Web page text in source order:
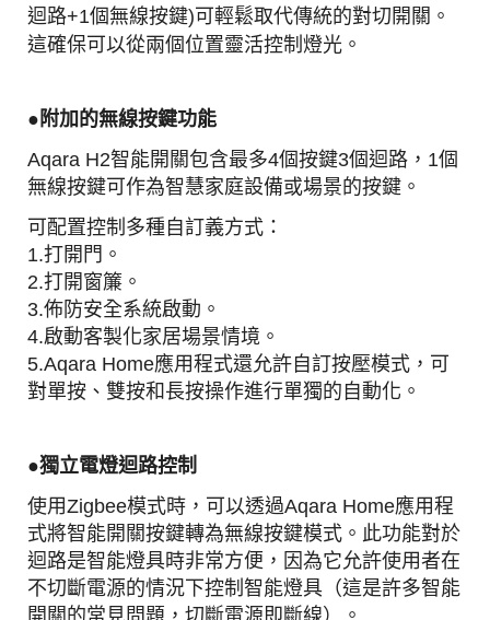
迴路+1個無線按鍵)可輕鬆取代傳統的對切開關。
這確保可以從兩個位置靈活控制燈光。
●附加的無線按鍵功能
Aqara H2智能開關包含最多4個按鍵3個迴路，1個
無線按鍵可作為智慧家庭設備或場景的按鍵。
可配置控制多種自訂義方式：
1.打開門。
2.打開窗簾。
3.佈防安全系統啟動。
4.啟動客製化家居場景情境。
5.Aqara Home應用程式還允許自訂按壓模式，可
對單按、雙按和長按操作進行單獨的自動化。
●獨立電燈迴路控制
使用Zigbee模式時，可以透過Aqara Home應用程
式將智能開關按鍵轉為無線按鍵模式。此功能對於
迴路是智能燈具時非常方便，因為它允許使用者在
不切斷電源的情況下控制智能燈具（這是許多智能
開關的常見問題，切斷電源即斷線）。